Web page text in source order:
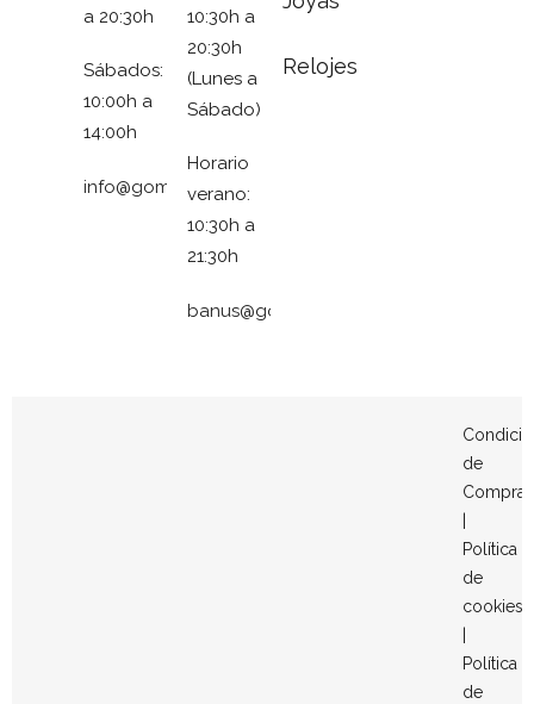
a 20:30h
Sábados:
10:00h a
14:00h
info@gomezymolina.com
10:30h a
20:30h
(Lunes a
Sábado)
Horario
verano:
10:30h a
21:30h
banus@gomezymolina.com
Relojes
de
Compra
Política
de
cookies
Política
de